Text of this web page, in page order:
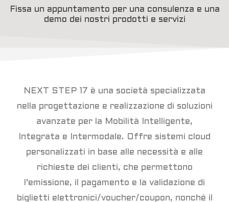
Fissa un appuntamento per una consulenza e una
demo dei nostri prodotti e servizi
NEXT STEP 17 è una società specializzata
nella progettazione e realizzazione di soluzioni
avanzate per la Mobilità Intelligente,
Integrata e Intermodale. Offre sistemi cloud
personalizzati in base alle necessità e alle
richieste dei clienti, che permettono
l’emissione, il pagamento e la validazione di
biglietti elettronici/voucher/coupon, nonché il